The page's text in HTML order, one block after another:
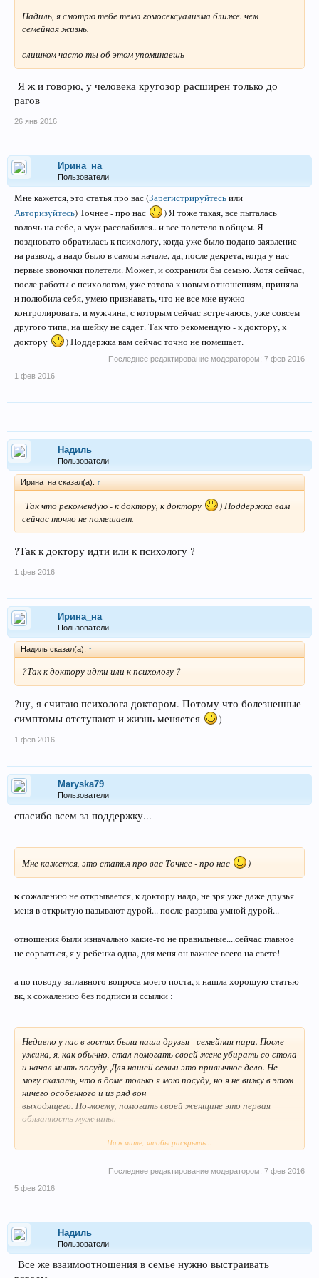
Надиль, я смотрю тебе тема гомосексуализма ближе. чем
семейная жизнь.
слишком часто ты об этом упоминаешь
Я ж и говорю, у человека кругозор расширен только до
рагов
26 янв 2016
Ирина_на
Пользователи
Мне кажется, это статья про вас(Зарегистрируйтесьили
Авторизуйтесь)Точнее - про нас
) Я тоже такая, все пыталась
волочь на себе, а муж расслабился.. и все полетело в общем. Я
поздновато обратилась к психологу, когда уже было подано заявление
на развод, а надо было в самом начале, да, после декрета, когда у нас
первые звоночки полетели. Может, и сохранили бы семью. Хотя сейчас,
после работы с психологом, уже готова к новым отношениям, приняла
и полюбила себя, умею признавать, что не все мне нужно
контролировать, и мужчина, с которым сейчас встречаюсь, уже совсем
другого типа, на шейку не сядет. Так что рекомендую - к доктору, к
доктору
) Поддержка вам сейчас точно не помешает.
Последнее редактирование модератором: 7 фев 2016
1 фев 2016
Надиль
Пользователи
Ирина_на сказал(а): ↑
Так что рекомендую - к доктору, к доктору
) Поддержка вам
сейчас точно не помешает.
?Так к доктору идти или к психологу ?
1 фев 2016
Ирина_на
Пользователи
Надиль сказал(а): ↑
?Так к доктору идти или к психологу ?
?ну, я считаю психолога доктором. Потому что болезненные
симптомы отступают и жизнь меняется
)
1 фев 2016
Maryska79
Пользователи
спасибо всем за поддержку...
Мне кажется, это статья про вас Точнее - про нас )
ксожалению не открывается, к доктору надо, не зря уже даже друзья
меня в открытую называют дурой... после разрыва умной дурой...
отношения были изначально какие-то не правильные....сейчас главное
не сорваться, я у ребенка одна, для меня он важнее всего на свете!
а по поводу заглавного вопроса моего поста, я нашла хорошую статью
вк, к сожалению без подписи и ссылки :
Недавно у нас в гостях были наши друзья - семейная пара. После
ужина, я, как обычно, стал помогать своей жене убирать со стола
и начал мыть посуду. Для нашей семьи это привычное дело. Не
могу сказать, что в доме только я мою посуду, но я не вижу в этом
ничего особенного и из ряд вон
выходящего. По-моему, помогать своей женщине это первая
обязанность мужчины.
Наблюдая за моими действиями, жена друга, не без зависти в
а ты даже тарелку за собой дома убрать не можешь!". На что
муж ответил: "А ты мне тогда зачем?". У меня тут же возник
встречный вопрос:
которого нужно кормить, она может и в телефон закачать".
Я никогда не понимал такого отношения многих мужчин к своей
второй половинке. Почему вы считаете, что домашние хлопоты
Нажмите, чтобы раскрыть...
Последнее редактирование модератором: 7 фев 2016
5 фев 2016
Надиль
Пользователи
Все же взаимоотношения в семье нужно выстраивать